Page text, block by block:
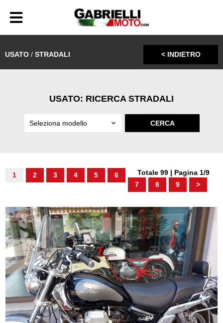
USATO / STRADALI < INDIETRO
USATO: RICERCA STRADALI
Totale 99 | Pagina 1/9
1 2 3 4 5
6
7
8 9 >